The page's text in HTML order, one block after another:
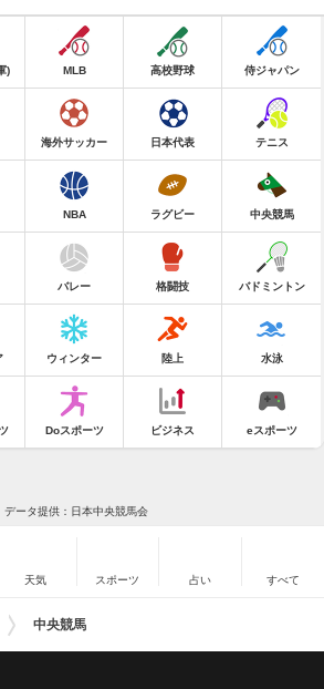
) MLB 高校野球 侍ジャパン
海外サッカー 日本代表 テニス
NBA ラグビー 中央競馬
バレー 格闘技 バドミントン
ウィンター 陸上 水泳
Doスポーツ ビジネス eスポーツ
データ提供：日本中央競馬会
天気 スポーツ 占い すべて
中央競馬